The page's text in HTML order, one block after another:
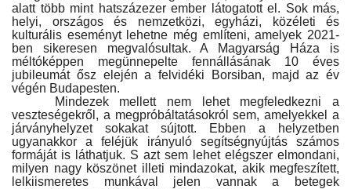
alatt több mint hatszázezer ember látogatott el. Sok más,
helyi, országos és nemzetközi, egyházi, közéleti és
kulturális eseményt lehetne még említeni, amelyek 2021-
ben sikeresen megvalósultak. A Magyarság Háza is
méltóképpen megünnepelte fennállásának 10 éves
jubileumát ősz elején a felvidéki Borsiban, majd az év
végén Budapesten.
Mindezek mellett nem lehet megfeledkezni a
veszteségekről, a megpróbáltatásokról sem, amelyekkel a
járványhelyzet sokakat sújtott. Ebben a helyzetben
ugyanakkor a feléjük irányuló segítségnyújtás számos
formáját is láthatjuk. S azt sem lehet elégszer elmondani,
milyen nagy köszönet illeti mindazokat, akik megfeszített,
lelkiismeretes munkával jelen vannak a betegek